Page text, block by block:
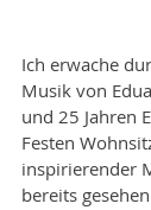
Ich erwache
Musik von
und 25 Jahren
Festen
inspirierender
bereits